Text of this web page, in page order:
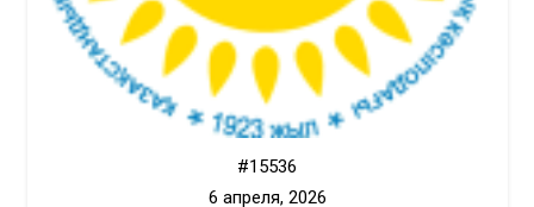
#15536
6 апреля, 2026